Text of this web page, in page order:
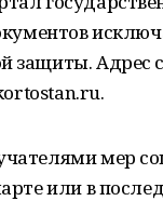
защиты. Адрес
мер
или в